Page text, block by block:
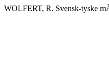
WOLFERT, R. Svensk-tyske